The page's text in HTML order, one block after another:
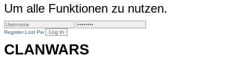
Um alle Funktionen zu nutzen.
Register Lost Pw
CLANWARS